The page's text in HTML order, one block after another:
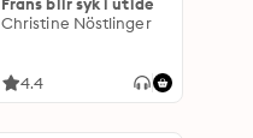
Christine Nöstlinger
4.4